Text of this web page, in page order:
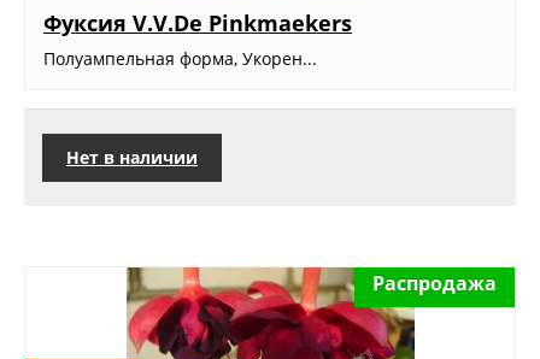
Фуксия V.V.De Pinkmaekers
Полуампельная форма, Укорен...
Нет в наличии
Распродажа